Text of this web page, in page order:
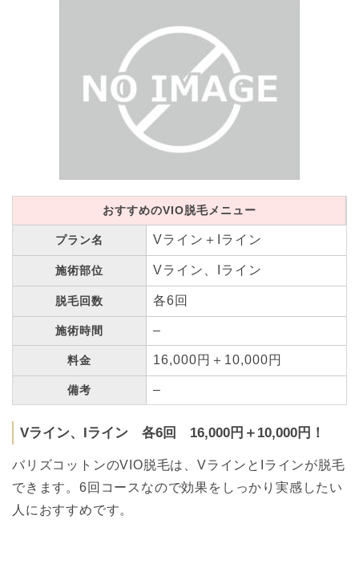
おすすめのVIO脱毛メニュー
プラン名 Vライン＋Iライン
施術部位 Vライン、Iライン
脱毛回数 各6回
施術時間 –
料金 16,000円＋10,000円
備考 –
Vライン、Iライン 各6回 16,000円＋10,000円！
バリズコットンのVIO脱毛は、VラインとIラインが脱毛
できます。6回コースなので効果をしっかり実感したい
人におすすめです。